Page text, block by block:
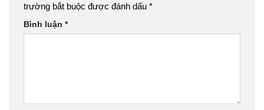
trường bắt buộc được đánh dấu *
Bình luận *